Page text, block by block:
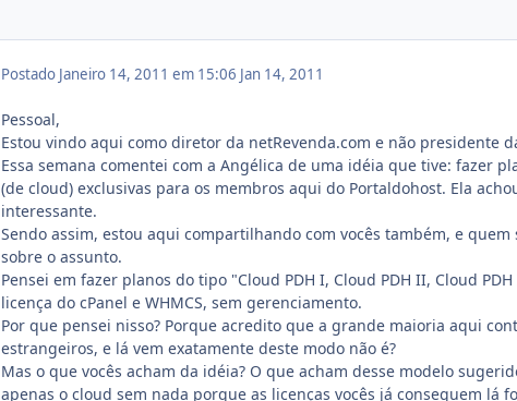
Postado Janeiro 14, 2011 em 15:06 Jan 14, 2011
Pessoal,
Estou vindo aqui como diretor da netRevenda.com e não presidente
Essa semana comentei com a Angélica de uma idéia que tive: fazer
(de cloud) exclusivas para os membros aqui do Portaldohost. Ela
interessante.
Sendo assim, estou aqui compartilhando com vocês também, e quem
sobre o assunto.
Pensei em fazer planos do tipo "Cloud PDH I, Cloud PDH II, Cloud
licença do cPanel e WHMCS, sem gerenciamento.
Por que pensei nisso? Porque acredito que a grande maioria aqui
estrangeiros, e lá vem exatamente deste modo não é?
Mas o que vocês acham da idéia? O que acham desse modelo
apenas o cloud sem nada porque as licenças vocês já conseguem lá